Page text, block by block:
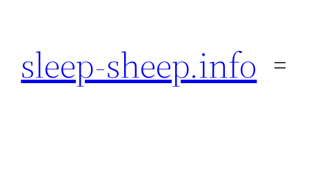
sleep-sheep.info